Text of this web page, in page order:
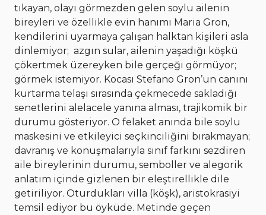
tıkayan, olayı görmezden gelen soylu ailenin
bireyleri ve özellikle evin hanımı Maria Gron,
kendilerini uyarmaya çalışan halktan kişileri asla
dinlemiyor; azgın sular, ailenin yaşadığı köşkü
çökertmek üzereyken bile gerçeği görmüyor;
görmek istemiyor. Kocası Stefano Gron’un canını
kurtarma telaşı sırasında çekmecede sakladığı
senetlerini alelacele yanına alması, trajikomik bir
durumu gösteriyor. O felaket anında bile soylu
maskesini ve etkileyici seçkinciliğini bırakmayan;
davranış ve konuşmalarıyla sınıf farkını sezdiren
aile bireylerinin durumu, semboller ve alegorik
anlatım içinde gizlenen bir eleştirellikle dile
getiriliyor. Oturdukları villa (köşk), aristokrasiyi
temsil ediyor bu öyküde. Metinde geçen